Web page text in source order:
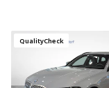
QualityCheck